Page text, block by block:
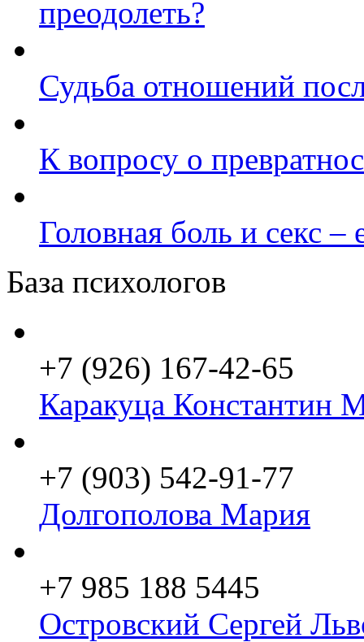
преодолеть?
Судьба отношений
К вопросу о
Головная боль и секс –
База психологов
+7 (926) 167-42-65
Каракуца Константин
+7 (903) 542-91-77
Долгополова Мария
+7 985 188 5445
Островский Сергей